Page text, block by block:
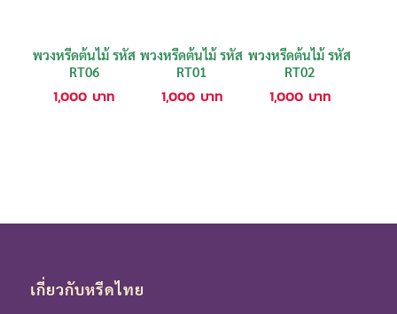
พวงหรีดต้นไม้ รหัส
RT06
1,000 บาท
พวงหรีดต้นไม้ รหัส
RT01
1,000 บาท
พวงหรีดต้นไม้ รหัส
RT02
1,000 บาท
เกี่ยวกับหรีดไทย